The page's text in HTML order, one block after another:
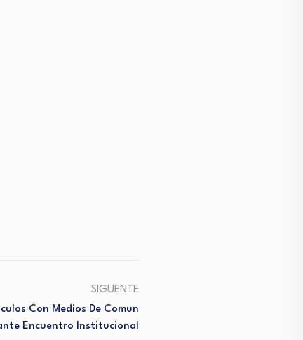
SIGUENTE
Con Medios De Comun
Encuentro Institucional